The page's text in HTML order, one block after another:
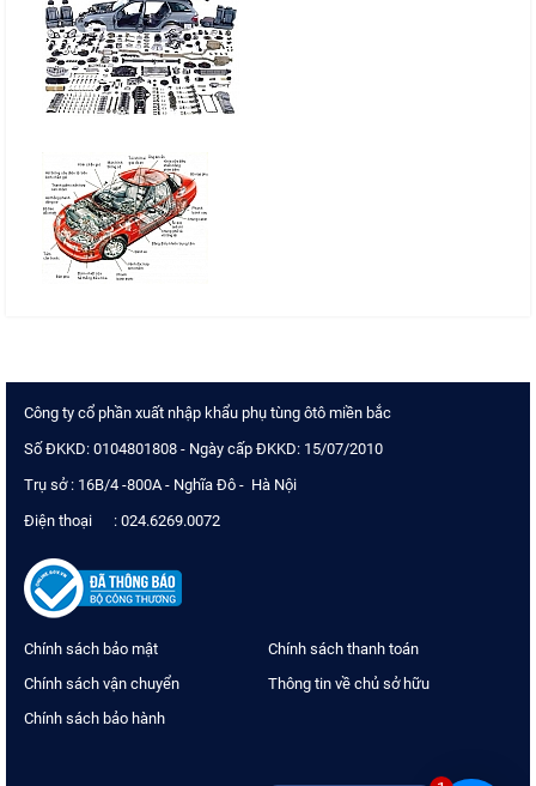
Công ty cổ phần xuất nhập khẩu phụ tùng ôtô miền bắc
Số ĐKKD: 0104801808 - Ngày cấp ĐKKD: 15/07/2010
Trụ sở : 16B/4 -800A - Nghĩa Đô - Hà Nội
Điện thoại : 024.6269.0072
Chính sách bảo mật
Chính sách thanh toán
Chính sách vận chuyển
Thông tin về chủ sở hữu
Chính sách bảo hành